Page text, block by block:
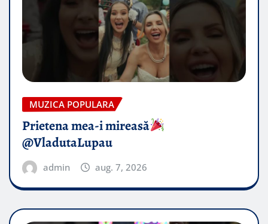
MUZICA POPULARA
Prietena mea-i mireasă​
@VladutaLupau
admin aug. 7, 2026